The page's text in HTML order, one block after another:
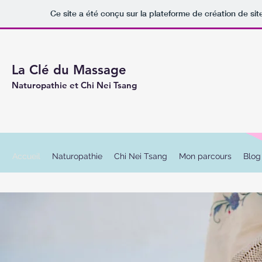
Ce site a été conçu sur la plateforme de création de
La Clé du Massage
Naturopathie et Chi Nei Tsang
Accueil Naturopathie Chi Nei Tsang Mon parcours Blog